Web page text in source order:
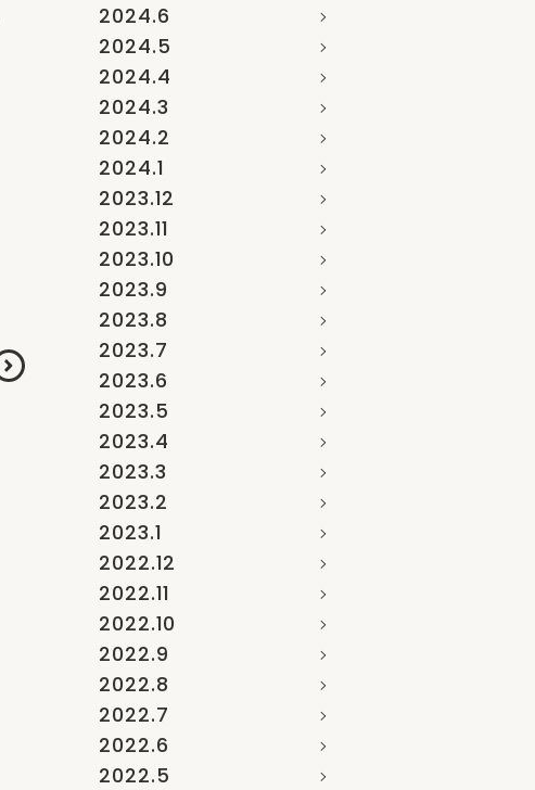
2024.6
2024.5
2024.4
2024.3
2024.2
2024.1
2023.12
2023.11
2023.10
2023.9
2023.8
2023.7
2023.6
2023.5
2023.4
2023.3
2023.2
2023.1
2022.12
2022.11
2022.10
2022.9
2022.8
2022.7
2022.6
2022.5